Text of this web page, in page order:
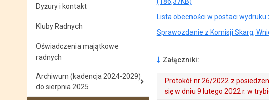
Dyżury i kontakt
Kluby Radnych
Oświadczenia majątkowe
radnych
Archiwum (kadencja 2024-2029)
do sierpnia 2025
Lista obecności w postaci
Sprawozdanie z Komisji Skarg,
Załączniki:
Protokół nr 26/2022 z
się w dniu 9 lutego 2022 r. w